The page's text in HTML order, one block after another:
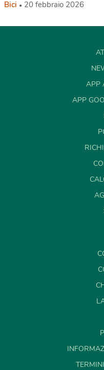
Bici 20 febbraio 2026
APP
APP